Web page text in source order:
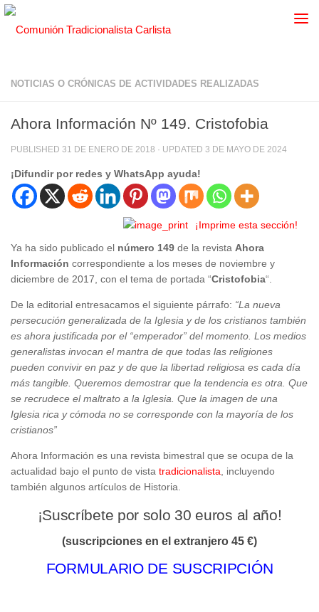
NOTICIAS O CRÓNICAS DE ACTIVIDADES REALIZADAS
Ahora Información Nº 149. Cristofobia
PUBLISHED 31 DE ENERO DE 2018 · UPDATED 3 DE MAYO DE 2024
¡Difundir por redes y WhatsApp ayuda!
¡Imprime esta sección!
Ya ha sido publicado el número 149 de la revista Ahora
Información correspondiente a los meses de noviembre y
diciembre de 2017, con el tema de portada “Cristofobia“.
De la editorial entresacamos el siguiente párrafo: “La nueva
persecución generalizada de la Iglesia y de los cristianos también
es ahora justificada por el “emperador” del momento. Los medios
generalistas invocan el mantra de que todas las religiones
pueden convivir en paz y de que la libertad religiosa es cada día
más tangible. Queremos demostrar que la tendencia es otra. Que
se recrudece el maltrato a la Iglesia. Que la imagen de una
Iglesia rica y cómoda no se corresponde con la mayoría de los
cristianos”
Ahora Información es una revista bimestral que se ocupa de la
actualidad bajo el punto de vista tradicionalista, incluyendo
también algunos artículos de Historia.
¡Suscríbete por solo 30 euros al año!
(suscripciones en el extranjero 45 €)
FORMULARIO DE SUSCRIPCIÓN